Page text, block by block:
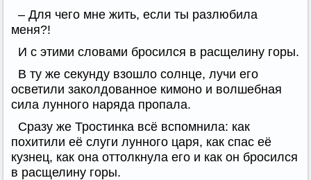
– Для чего мне жить, если ты разлюбила
меня?!
И с этими словами бросился в расщелину горы.
В ту же секунду взошло солнце, лучи его
осветили заколдованное кимоно и волшебная
сила лунного наряда пропала.
Сразу же Тростинка всё вспомнила: как
похитили её слуги лунного царя, как спас её
кузнец, как она оттолкнула его и как он бросился
в расщелину горы.